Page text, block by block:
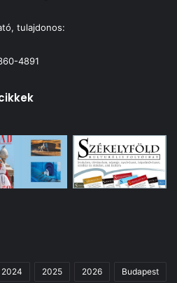
tulajdonos:
4891
2024 2025 2026 Budapest